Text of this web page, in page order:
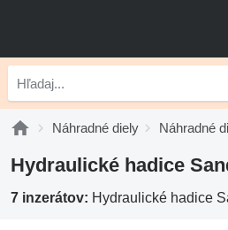
Náhradné diely Náhradné
Hydraulické hadice
7 inzerátov: Hydraulické hadice